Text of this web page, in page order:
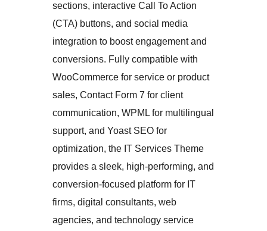
sections, interactive Call To Action
(CTA) buttons, and social media
integration to boost engagement and
conversions. Fully compatible with
WooCommerce for service or product
sales, Contact Form 7 for client
communication, WPML for multilingual
support, and Yoast SEO for
optimization, the IT Services Theme
provides a sleek, high-performing, and
conversion-focused platform for IT
firms, digital consultants, web
agencies, and technology service